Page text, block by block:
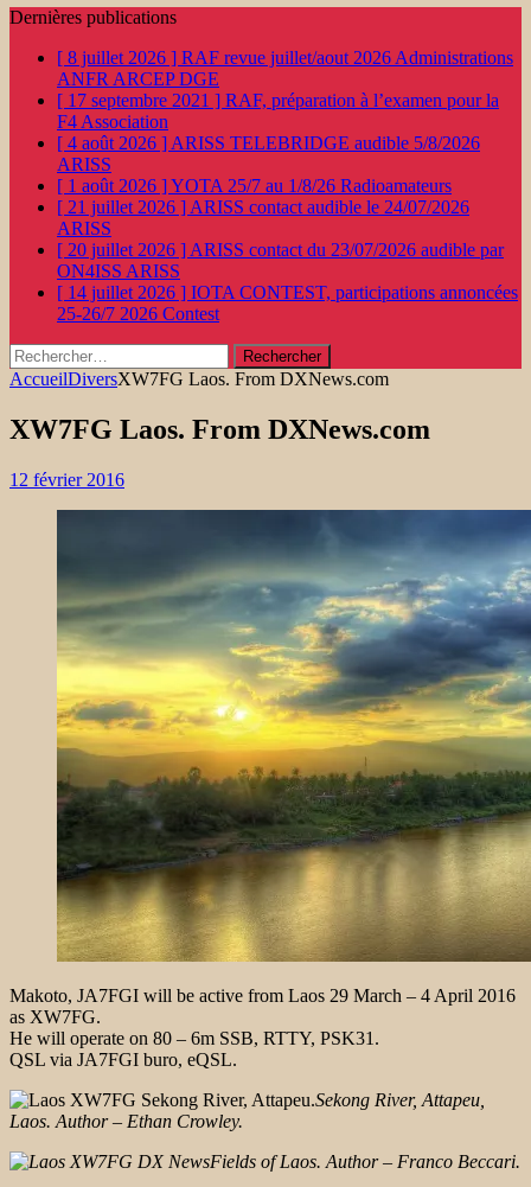
Dernières publications
[ 8 juillet 2026 ] RAF revue juillet/aout 2026 Administrations
ANFR ARCEP DGE
[ 17 septembre 2021 ] RAF, préparation à l’examen pour la
F4 Association
[ 4 août 2026 ] ARISS TELEBRIDGE audible 5/8/2026
ARISS
[ 1 août 2026 ]YOTA 25/7 au 1/8/26 Radioamateurs
[ 21 juillet 2026 ] ARISS contact audible le 24/07/2026
ARISS
[ 20 juillet 2026 ] ARISS contact du 23/07/2026 audible par
ON4ISS ARISS
[ 14 juillet 2026 ] IOTA CONTEST, participations annoncées
25-26/7 2026 Contest
Rechercher :
AccueilDiversXW7FG Laos. From DXNews.com
XW7FG Laos. From DXNews.com
12 février 2016
Makoto, JA7FGI will be active from Laos 29 March – 4 April 2016
as XW7FG.
He will operate on 80 – 6m SSB, RTTY, PSK31.
QSL via JA7FGI buro, eQSL.
Sekong River, Attapeu,
Laos. Author – Ethan Crowley.
Fields of Laos. Author – Franco Beccari.